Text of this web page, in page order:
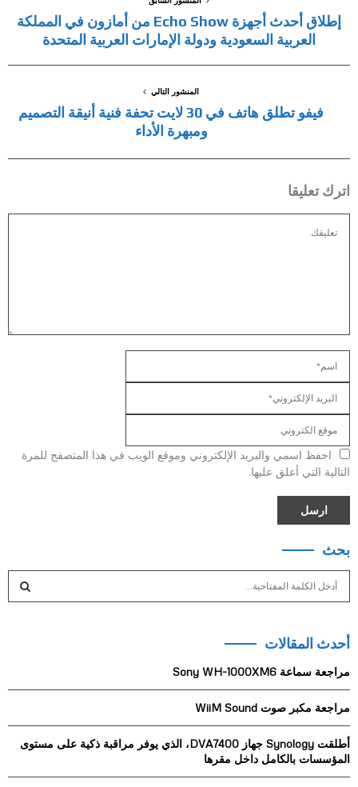
إطلاق أحدث أجهزة Echo Show من أمازون في المملكة
العربية السعودية ودولة الإمارات العربية المتحدة
المنشور التالي
فيفو تطلق هاتف في 30 لايت تحفة فنية أنيقة التصميم
ومبهرة الأداء
اترك تعليقا
احفظ اسمي والبريد الإلكتروني وموقع الويب في هذا المتصفح للمرة
التالية التي أعلق عليها.
بحث
c
f
r
:
C
H
أحدث المقالات
مراجعة سماعة Sony WH-1000XM6
مراجعة مكبر صوت WiiM Sound
أطلقت Synology جهاز DVA7400، الذي يوفر مراقبة ذكية على مستوى
المؤسسات بالكامل داخل مقرها